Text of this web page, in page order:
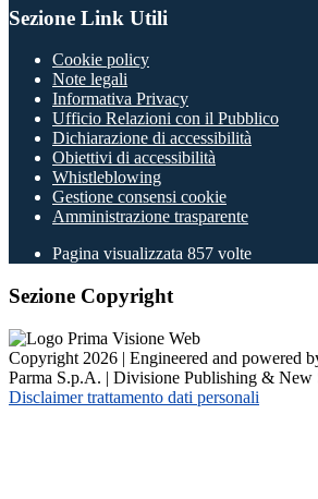
Sezione Link Utili
Cookie policy
Note legali
Informativa Privacy
Ufficio Relazioni con il Pubblico
Dichiarazione di accessibilità
Obiettivi di accessibilità
Whistleblowing
Gestione consensi cookie
Amministrazione trasparente
Pagina visualizzata 857 volte
Sezione Copyright
Copyright 2026 | Engineered and powered
Parma S.p.A. | Divisione Publishing & New
Disclaimer trattamento dati personali